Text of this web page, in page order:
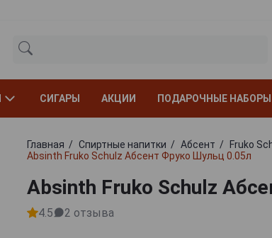
СИГАРЫ АКЦИИ ПОДАРОЧНЫЕ НАБОРЫ
Главная Спиртные напитки Абсент
Fruko
Absinth Fruko Schulz Абсент Фруко Шульц 0.05л
Absinth Fruko Schulz
4.5 2 отзыва